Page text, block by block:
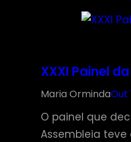
XXXI Painel da
Maria OrmindaOut
O painel que
Assembleia